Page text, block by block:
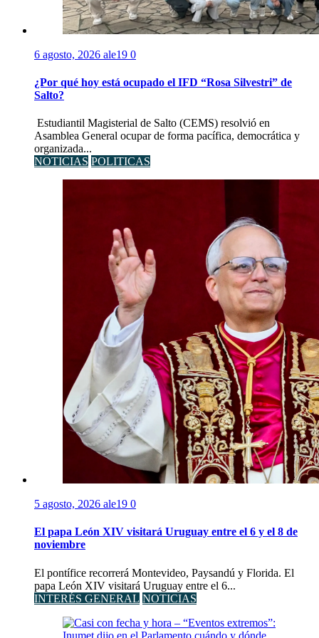
6 agosto, 2026 ale19 0
¿Por qué hoy está ocupado el IFD “Rosa Silvestri” de
Salto?
Estudiantil Magisterial de Salto (CEMS) resolvió en
Asamblea General ocupar de forma pacífica, democrática y
organizada...
NOTICIAS POLITICAS
5 agosto, 2026 ale19 0
El papa León XIV visitará Uruguay entre el 6 y el 8 de
noviembre
El pontífice recorrerá Montevideo, Paysandú y Florida. El
papa León XIV visitará Uruguay entre el 6...
INTERÉS GENERAL NOTICIAS